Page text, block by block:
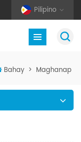
Pilipino
Bahay > Maghanap